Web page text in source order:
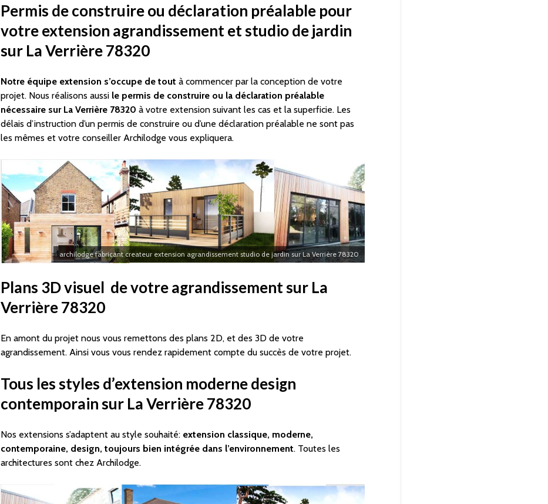
Permis de construire ou déclaration préalable pour
votre extension agrandissement et studio de jardin
sur La Verrière 78320
Notre équipe extension s’occupe de tout à commencer par la conception de votre
projet. Nous réalisons aussi le permis de construire ou la déclaration préalable
nécessaire sur La Verrière 78320 à votre extension suivant les cas et la superficie. Les
délais d’instruction d’un permis de construire ou d’une déclaration préalable ne sont pas
les mêmes et votre conseiller Archilodge vous expliquera.
archilodge fabricant createur extension agrandissement studio de jardin sur La Verrière 78320
Plans 3D visuel de votre agrandissement sur La
Verrière 78320
En amont du projet nous vous remettons des plans 2D, et des 3D de votre
agrandissement. Ainsi vous vous rendez rapidement compte du succès de votre projet.
Tous les styles d’extension moderne design
contemporain sur La Verrière 78320
Nos extensions s’adaptent au style souhaité: extension classique, moderne,
contemporaine, design, toujours bien intégrée dans l’environnement. Toutes les
architectures sont chez Archilodge.